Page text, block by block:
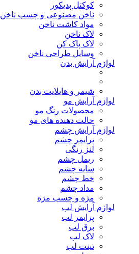
کوکتل پدیکور
ناخن مصنوعی و چسب ناخن
مواد کاشت ناخن
لاک ناخن
لاک پاک کن
وسایل طراحی ناخن
لوازم آرایش بدن
شیمر و هایلایت بدن
لوازم آرایش مو
محصولات رنگ مو
حالت دهنده های مو
لوازم آرایش چشم
پرایمر چشم
لنز رنگی
ریمل چشم
سایه چشم
خط چشم
مداد چشم
مژه و چسب مژه
لوازم آرایش لب
پرایمر لب
برق لب
لاک لب
تینت لب